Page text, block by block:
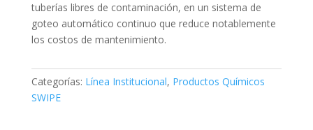
tuberías libres de contaminación, en un sistema de
goteo automático continuo que reduce notablemente
los costos de mantenimiento.
Categorías: Línea Institucional, Productos Químicos
SWIPE